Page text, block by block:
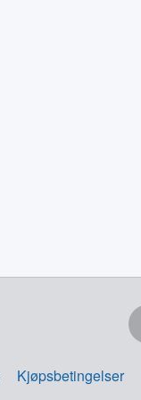
Kjøpsbetingelser